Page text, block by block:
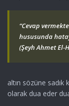
“Cevap
hususunda
(Şeyh Ahmet El-
altın sözüne
olarak dua eder